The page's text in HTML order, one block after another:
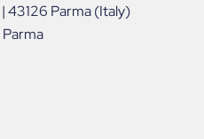
43126 Parma (Italy)